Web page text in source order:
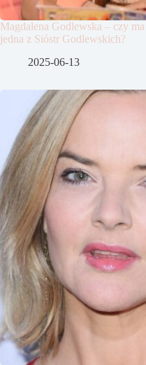
Magdalena Godlewska – czy
jedna z Sióstr Godlewskich?
2025-06-13